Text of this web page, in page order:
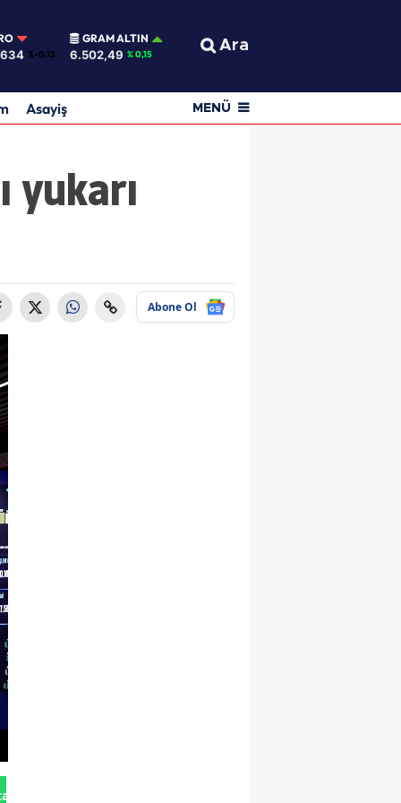
%-0.13
GRAM ALTIN
6.502,49 % 0,15 Ara
Asayiş MENÜ
yukarı
Abone Ol
Gönder